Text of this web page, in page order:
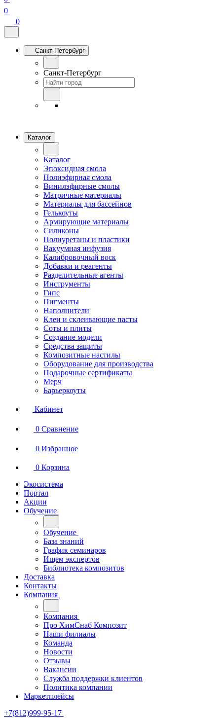
0
0
Санкт-Петербург
Санкт-Петербург
Каталог
Каталог
Эпоксидная смола
Полиэфирная смола
Винилэфирные смолы
Матричные материалы
Материалы для бассейнов
Гелькоуты
Армирующие материалы
Силиконы
Полиуретаны и пластики
Вакуумная инфузия
Калибровочный воск
Добавки и реагенты
Разделительные агенты
Инструменты
Гипс
Пигменты
Наполнители
Клеи и склеивающие пасты
Соты и плиты
Создание модели
Средства защиты
Композитные настилы
Оборудование для производства
Подарочные сертификаты
Мерч
Барьеркоуты
Кабинет
0 Сравнение
0 Избранное
0 Корзина
Экосистема
Портал
Акции
Обучение
Обучение
База знаний
График семинаров
Ищем экспертов
Библиотека композитов
Доставка
Контакты
Компания
Компания
Про ХимСнаб Композит
Наши филиалы
Команда
Новости
Отзывы
Вакансии
Служба поддержки клиентов
Политика компании
Маркетплейсы
+7(812)999-95-17